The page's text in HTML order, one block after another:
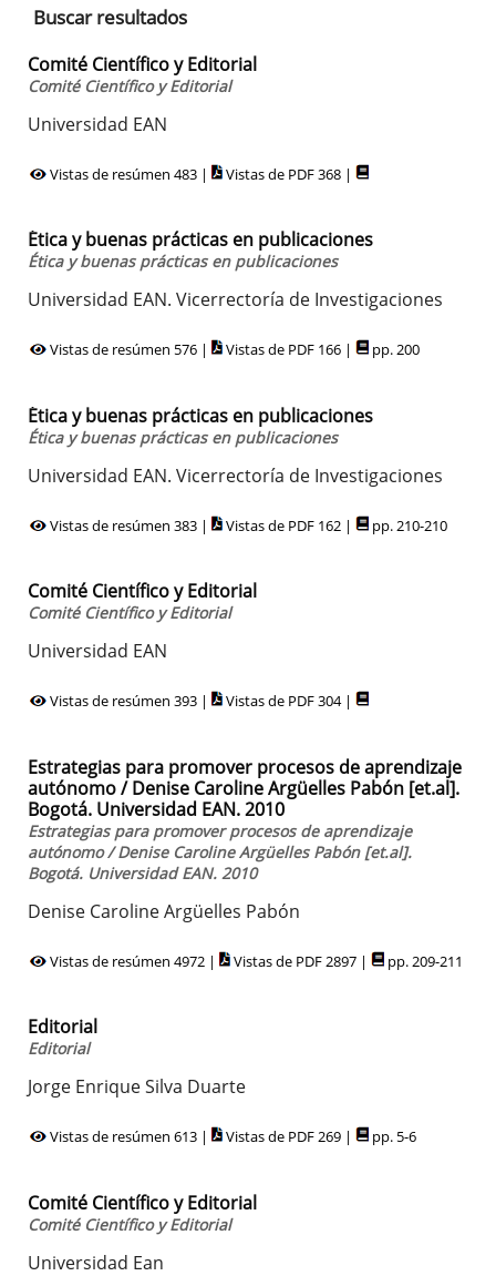
Buscar resultados
Comité Científico y Editorial
Comité Científico y Editorial
Universidad EAN
Vistas de resúmen 483 | Vistas de PDF 368 |
Ética y buenas prácticas en publicaciones
Ética y buenas prácticas en publicaciones
Universidad EAN. Vicerrectoría de Investigaciones
Vistas de resúmen 576 | Vistas de PDF 166 | pp. 200
Ética y buenas prácticas en publicaciones
Ética y buenas prácticas en publicaciones
Universidad EAN. Vicerrectoría de Investigaciones
Vistas de resúmen 383 | Vistas de PDF 162 | pp. 210-210
Comité Científico y Editorial
Comité Científico y Editorial
Universidad EAN
Vistas de resúmen 393 | Vistas de PDF 304 |
Estrategias para promover procesos de aprendizaje
autónomo / Denise Caroline Argüelles Pabón [et.al].
Bogotá. Universidad EAN. 2010
Estrategias para promover procesos de aprendizaje
autónomo / Denise Caroline Argüelles Pabón [et.al].
Bogotá. Universidad EAN. 2010
Denise Caroline Argüelles Pabón
Vistas de resúmen 4972 | Vistas de PDF 2897 | pp. 209-211
Editorial
Editorial
Jorge Enrique Silva Duarte
Vistas de resúmen 613 | Vistas de PDF 269 | pp. 5-6
Comité Científico y Editorial
Comité Científico y Editorial
Universidad Ean